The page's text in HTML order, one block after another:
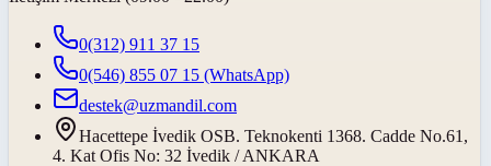
0(312) 911 37 15
0(546) 855 07 15 (WhatsApp)
destek@uzmandil.com
Hacettepe İvedik OSB. Teknokenti 1368. Cadde No.61,
4. Kat Ofis No: 32 İvedik / ANKARA